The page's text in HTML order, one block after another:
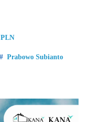
PLN
Prabowo Subianto